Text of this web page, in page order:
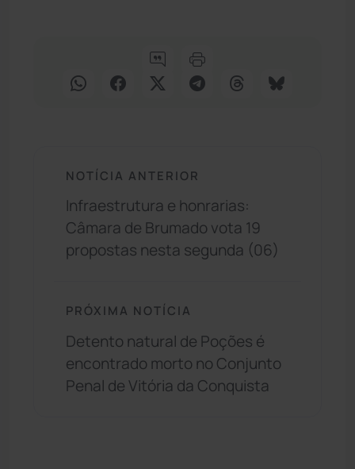
NOTÍCIA ANTERIOR
Infraestrutura e honrarias:
Câmara de Brumado vota 19
propostas nesta segunda (06)
PRÓXIMA NOTÍCIA
Detento natural de Poções é
encontrado morto no Conjunto
Penal de Vitória da Conquista